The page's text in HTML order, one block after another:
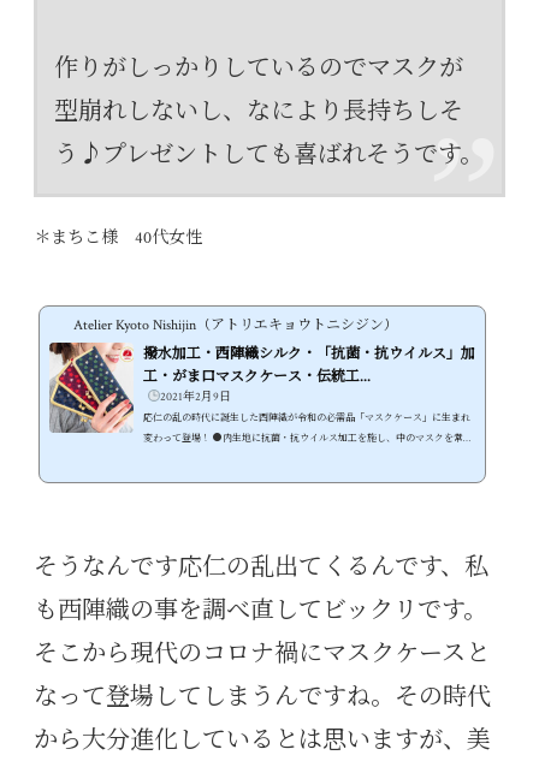
作りがしっかりしているのでマスクが
型崩れしないし、なにより長持ちしそ
う♪プレゼントしても喜ばれそうです。
＊まちこ様 40代女性
Atelier Kyoto Nishijin（アトリエキョウトニシジン）
撥水加工・西陣織シルク・「抗菌・抗ウイルス」加
工・がま口マスクケース・伝統工...
2021年2月9日
応仁の乱の時代に誕生した西陣織が令和の必需品「マスクケース」に生まれ
変わって登場！ ●内生地に抗菌・抗ウイルス加工を施し、中のマスクを常に
る、がま口タイプのマスクケース ●置いてあるだけで様になる、西陣織シル
そうなんです応仁の乱出てくるんです、私
も西陣織の事を調べ直してビックリです。
そこから現代のコロナ禍にマスクケースと
なって登場してしまうんですね。その時代
から大分進化しているとは思いますが、美